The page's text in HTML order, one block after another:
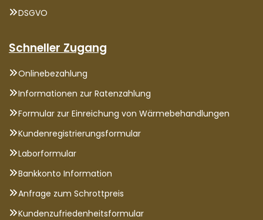
DSGVO
Schneller Zugang
Onlinebezahlung
Informationen zur Ratenzahlung
Formular zur Einreichung von Wärmebehandlungen
Kundenregistrierungsformular
Laborformular
Bankkonto Information
Anfrage zum Schrottpreis
Kundenzufriedenheitsformular